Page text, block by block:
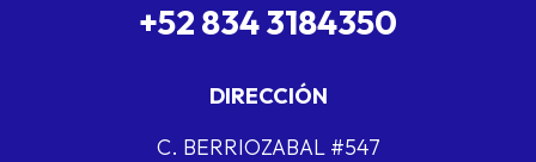
+52 834 3184350
DIRECCIÓN
C. BERRIOZABAL #547